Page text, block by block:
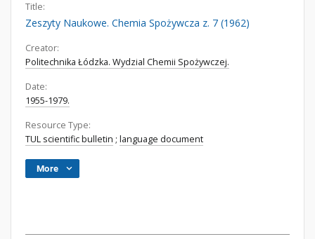
Title:
Zeszyty Naukowe. Chemia Spożywcza z. 7 (1962)
Creator:
Politechnika Łódzka. Wydzial Chemii Spożywczej.
Date:
1955-1979.
Resource Type:
TUL scientific bulletin ; language document
More